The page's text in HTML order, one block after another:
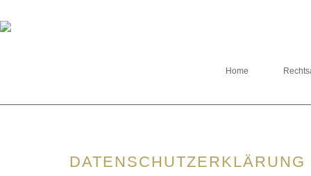
Home
DATENSCHUTZERKLÄRUNG